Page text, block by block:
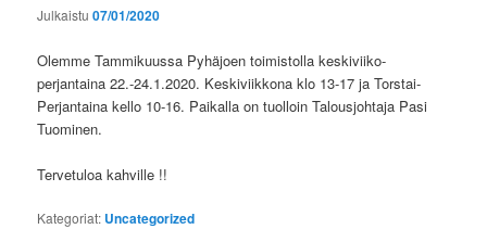
Julkaistu07/01/2020
Olemme Tammikuussa Pyhäjoen toimistolla keskiviiko-
perjantaina 22.-24.1.2020. Keskiviikkona klo 13-17 ja Torstai-
Perjantaina kello 10-16. Paikalla on tuolloin Talousjohtaja Pasi
Tuominen.
Tervetuloa kahville !!
Kategoriat: Uncategorized